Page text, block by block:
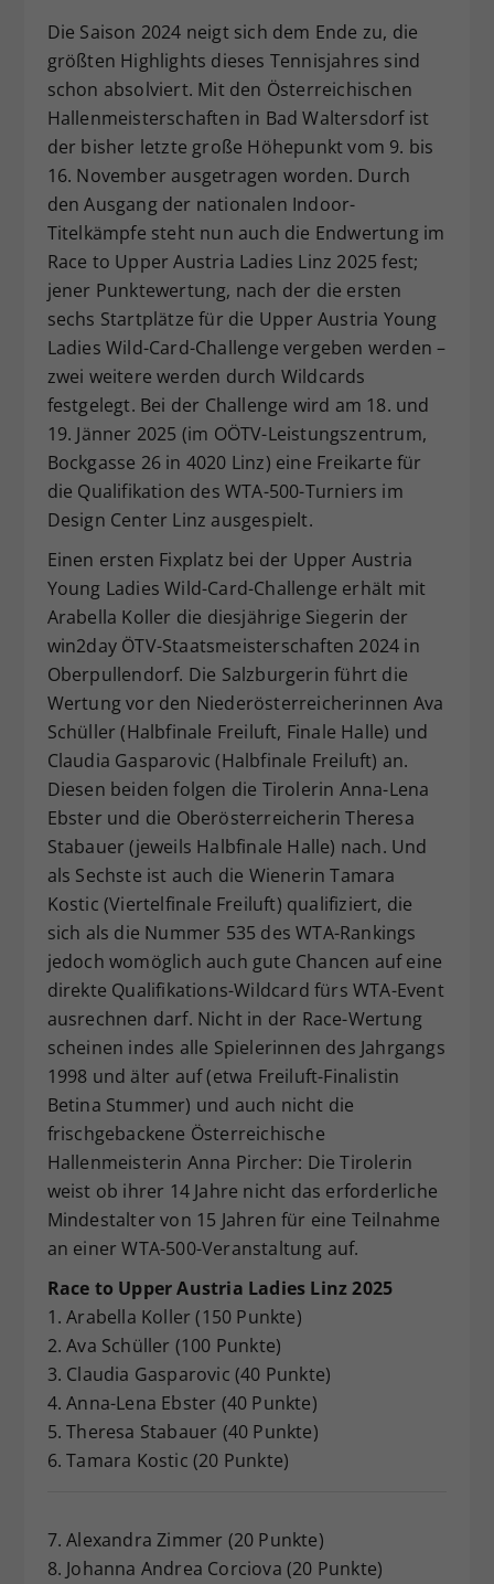
Die Saison 2024 neigt sich dem Ende zu, die
größten Highlights dieses Tennisjahres sind
schon absolviert. Mit den Österreichischen
Hallenmeisterschaften in Bad Waltersdorf ist
der bisher letzte große Höhepunkt vom 9. bis
16. November ausgetragen worden. Durch
den Ausgang der nationalen Indoor-
Titelkämpfe steht nun auch die Endwertung im
Race to Upper Austria Ladies Linz 2025 fest;
jener Punktewertung, nach der die ersten
sechs Startplätze für die Upper Austria Young
Ladies Wild-Card-Challenge vergeben werden –
zwei weitere werden durch Wildcards
festgelegt. Bei der Challenge wird am 18. und
19. Jänner 2025 (im OÖTV-Leistungszentrum,
Bockgasse 26 in 4020 Linz) eine Freikarte für
die Qualifikation des WTA-500-Turniers im
Design Center Linz ausgespielt.
Einen ersten Fixplatz bei der Upper Austria
Young Ladies Wild-Card-Challenge erhält mit
Arabella Koller die diesjährige Siegerin der
win2day ÖTV-Staatsmeisterschaften 2024 in
Oberpullendorf. Die Salzburgerin führt die
Wertung vor den Niederösterreicherinnen Ava
Schüller (Halbfinale Freiluft, Finale Halle) und
Claudia Gasparovic (Halbfinale Freiluft) an.
Diesen beiden folgen die Tirolerin Anna-Lena
Ebster und die Oberösterreicherin Theresa
Stabauer (jeweils Halbfinale Halle) nach. Und
als Sechste ist auch die Wienerin Tamara
Kostic (Viertelfinale Freiluft) qualifiziert, die
sich als die Nummer 535 des WTA-Rankings
jedoch womöglich auch gute Chancen auf eine
direkte Qualifikations-Wildcard fürs WTA-Event
ausrechnen darf. Nicht in der Race-Wertung
scheinen indes alle Spielerinnen des Jahrgangs
1998 und älter auf (etwa Freiluft-Finalistin
Betina Stummer) und auch nicht die
frischgebackene Österreichische
Hallenmeisterin Anna Pircher: Die Tirolerin
weist ob ihrer 14 Jahre nicht das erforderliche
Mindestalter von 15 Jahren für eine Teilnahme
an einer WTA-500-Veranstaltung auf.
Race to Upper Austria Ladies Linz 2025
1. Arabella Koller (150 Punkte)
2. Ava Schüller (100 Punkte)
3. Claudia Gasparovic (40 Punkte)
4. Anna-Lena Ebster (40 Punkte)
5. Theresa Stabauer (40 Punkte)
6. Tamara Kostic (20 Punkte)
7. Alexandra Zimmer (20 Punkte)
8. Johanna Andrea Corciova (20 Punkte)
Zweck
Dieser Wert speichert Ihre Consent-
Einstellungen. Unter anderem eine
zufällig generierte ID, für die
historische Speicherung Ihrer
vorgenommen Einstellungen, falls der
Webseiten-Betreiber dies eingestellt
hat.